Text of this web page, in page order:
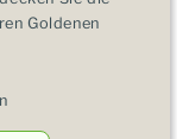
Goldenen